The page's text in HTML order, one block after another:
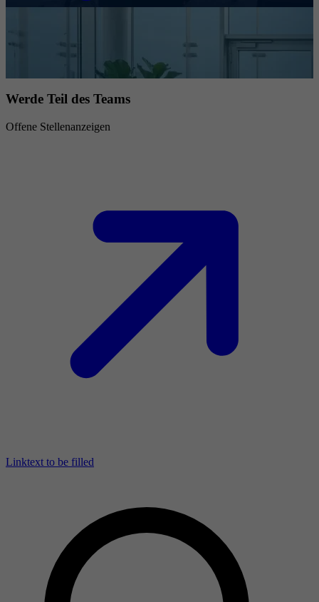
Werde Teil des Teams
Offene Stellenanzeigen
Linktext to be filled